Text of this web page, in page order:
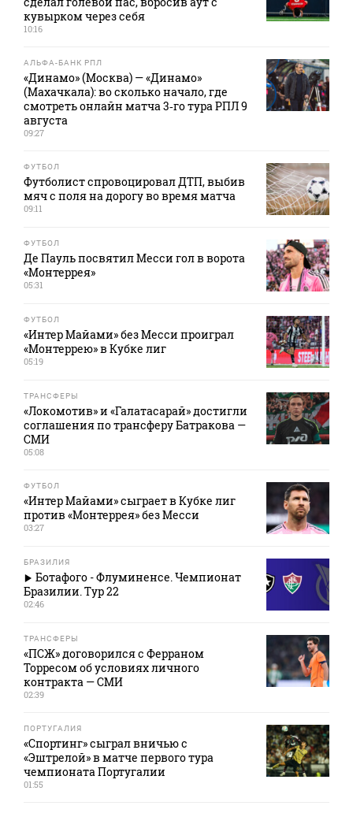
кувырком через себя
10:16
АЛЬФА-БАНК РПЛ
«Динамо» (Москва) — «Динамо»
(Махачкала): во сколько начало, где
смотреть онлайн матча 3‑го тура РПЛ 9
августа
09:27
ФУТБОЛ
Футболист спровоцировал ДТП, выбив
мяч с поля на дорогу во время матча
09:11
ФУТБОЛ
Де Пауль посвятил Месси гол в ворота
«Монтеррея»
05:31
ФУТБОЛ
«Интер Майами» без Месси проиграл
«Монтеррею» в Кубке лиг
05:19
ТРАНСФЕРЫ
«Локомотив» и «Галатасарай» достигли
соглашения по трансферу Батракова —
СМИ
05:08
ФУТБОЛ
«Интер Майами» сыграет в Кубке лиг
против «Монтеррея» без Месси
03:27
БРАЗИЛИЯ
Ботафого - Флуминенсе. Чемпионат
Бразилии. Тур 22
02:46
ТРАНСФЕРЫ
«ПСЖ» договорился с Ферраном
Торресом об условиях личного
контракта — СМИ
02:39
ПОРТУГАЛИЯ
«Спортинг» сыграл вничью с
«Эштрелой» в матче первого тура
чемпионата Португалии
01:55